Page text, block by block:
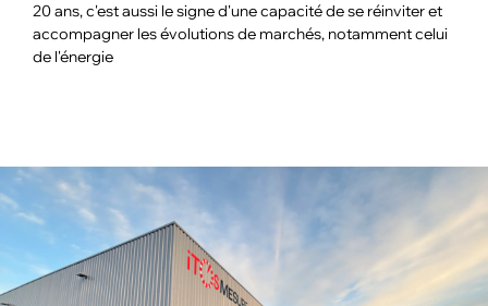
20 ans, c'est aussi le signe d'une capacité de se réinviter et
accompagner les évolutions de marchés, notamment celui
de l'énergie